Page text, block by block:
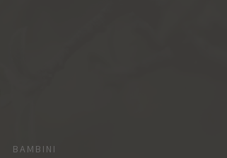
BAMBINI